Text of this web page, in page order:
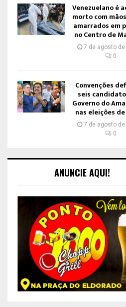
Venezuelano é
morto com
amarrados em
no Centro de
7 de agosto de
0
Convenções
seis
Governo do
nas eleições
7 de agosto de
0
ANUNCIE AQUI!